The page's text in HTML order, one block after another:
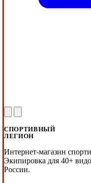
СПОРТИВНЫЙ
ЛЕГИОН
Интернет-магазин
Экипировка для 40+
России.